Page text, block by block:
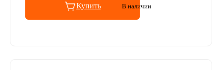
Купить В наличии